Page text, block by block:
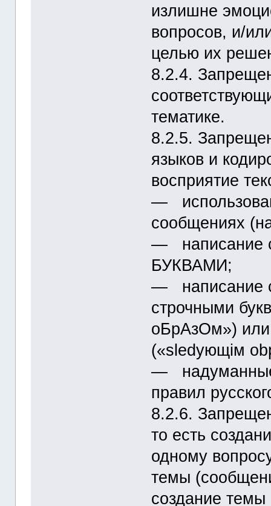
излишне
вопросов, и/
целью их
8.2.4.
тематике.
8.2.5.
языков и
восприятие
―
сообщениях
― написание
БУКВАМИ;
― написание
строчными
оБрАзОм») или
(«slеdующiм
― надуманные
правил
8.2.6.
то есть
одному
темы
создание